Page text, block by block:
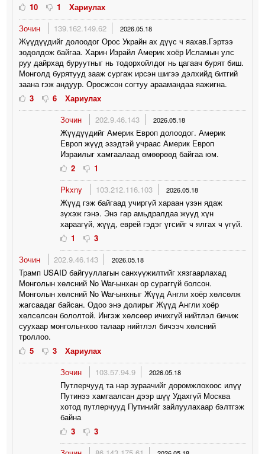
10
1
Хариулах
Зочин
139.162.149.62 2026.05.18
Жүүдүүдийг долоодог Орос Украйн ах дүүс ч яахав.Гэртээ
зодолдож байгаа. Харин Израйл Америк хоёр Исламын улс
руу дайрхад буруутныг нь тодорхойлдог нь цагаач бурят биш.
Монголд бурятууд зааж сургаж ирсэн шигээ дэлхийд битгий
заана гэж андуур. Оросжсон согтуу араамандаа яажигна.
3
6
Хариулах
Зочин
202.9.46.143 2026.05.18
Жүүдүүдийг Америк Европ долоодог. Америк
Европ жүүд эзэдтэй учраас Америк Европ
Израилыг хамгаалаад өмөөрөөд байгаа юм.
2
1
Pkxny
103.212.116.103 2026.05.18
Жүүд гэж байгаад учиргүй хараан үзэн ядаж
зүхэж гэнэ. Энэ гар амьдралдаа жүүд хүн
хараагүй, жүүд, еврей гэдэг үгсийг ч ялгах ч үгүй.
1
3
Зочин
202.9.46.143 2026.05.18
Трамп USAID байгууллагын санхүүжилтийг хязгаарлахад
Монголын хөлсний No War-ынхан ор сураггүй болсон.
Монголын хөлсний No War-ынхныг Жүүд Англи хоёр хөлсөлж
жагсаадаг байсан. Одоо энэ долирыг Жүүд Англи хоёр
хөлсөлсөн бололтой. Ингэж хөлсөөр ичихгүй нийтлэл бичиж
суухаар монголынхоо талаар нийтлэл бичээч хөлсний
троллоо.
5
3
Хариулах
Зочин
103.57.94.9 2026.05.18
Путлерчууд та нар зураачийг доромжлохоос илүү
Путинээ хамгаалсан дээр шүү Удахгүй Москва
хотод путлерчууд Путинийг зайлуулахаар бэлтгэж
байна
3
3